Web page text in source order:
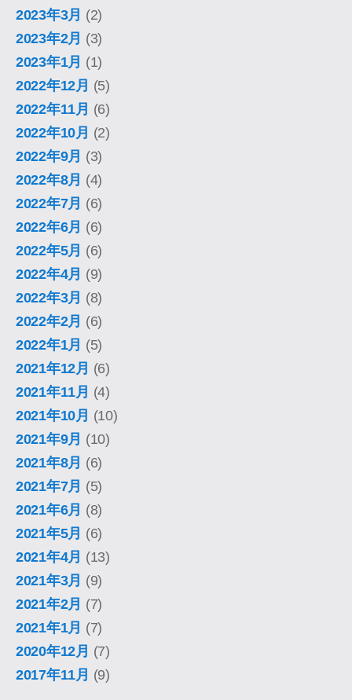
2023年3月 (2)
2023年2月 (3)
2023年1月 (1)
2022年12月 (5)
2022年11月 (6)
2022年10月 (2)
2022年9月 (3)
2022年8月 (4)
2022年7月 (6)
2022年6月 (6)
2022年5月 (6)
2022年4月 (9)
2022年3月 (8)
2022年2月 (6)
2022年1月 (5)
2021年12月 (6)
2021年11月 (4)
2021年10月 (10)
2021年9月 (10)
2021年8月 (6)
2021年7月 (5)
2021年6月 (8)
2021年5月 (6)
2021年4月 (13)
2021年3月 (9)
2021年2月 (7)
2021年1月 (7)
2020年12月 (7)
2017年11月 (9)